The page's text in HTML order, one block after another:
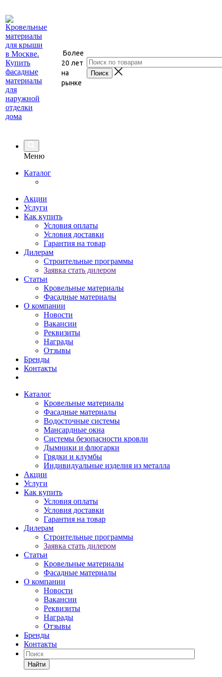
Более
20 лет
на
рынке
Меню
Каталог
Акции
Услуги
Как купить
Условия оплаты
Условия доставки
Гарантия на товар
Дилерам
Строительные программы
Заявка стать дилером
Статьи
Кровельные материалы
Фасадные материалы
О компании
Новости
Вакансии
Реквизиты
Награды
Отзывы
Бренды
Контакты
Каталог
Кровельные материалы
Фасадные материалы
Водосточные системы
Мансардные окна
Системы безопасности кровли
Дымники и флюгарки
Грядки и клумбы
Индивидуальные изделия из металла
Акции
Услуги
Как купить
Условия оплаты
Условия доставки
Гарантия на товар
Дилерам
Строительные программы
Заявка стать дилером
Статьи
Кровельные материалы
Фасадные материалы
О компании
Новости
Вакансии
Реквизиты
Награды
Отзывы
Бренды
Контакты
Найти